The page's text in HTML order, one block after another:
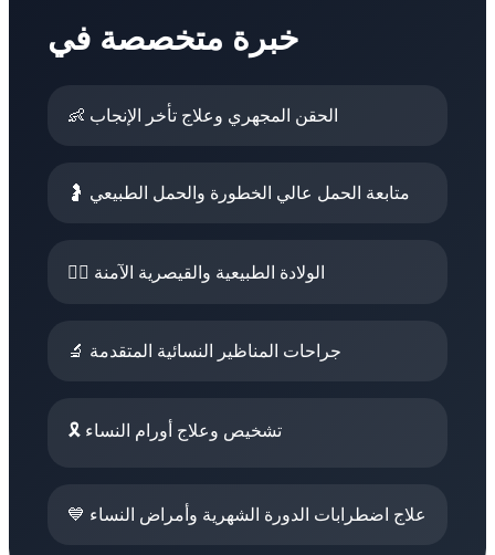
خبرة متخصصة في
👶 الحقن المجهري وعلاج تأخر الإنجاب
🤰 متابعة الحمل عالي الخطورة والحمل الطبيعي
👩‍⚕️ الولادة الطبيعية والقيصرية الآمنة
🔬 جراحات المناظير النسائية المتقدمة
🎗️ تشخيص وعلاج أورام النساء
💙 علاج اضطرابات الدورة الشهرية وأمراض النساء